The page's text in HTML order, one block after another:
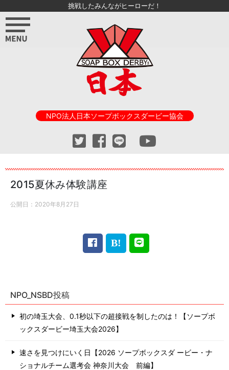
挑戦したみんながヒーローだ！
NPO法人日本ソープボックスダービー協会
2015夏休み体験講座
公開日： 2020年8月27日
NPO_NSBD投稿
初の埼玉大会、0.1秒以下の超接戦を制したのは！【ソープボ
ックスダービー埼玉大会2026】
速さを見つけにいく日【2026 ソープボックスダ ービー・ナ
ショナルチーム選考会 神奈川⼤会 前編】